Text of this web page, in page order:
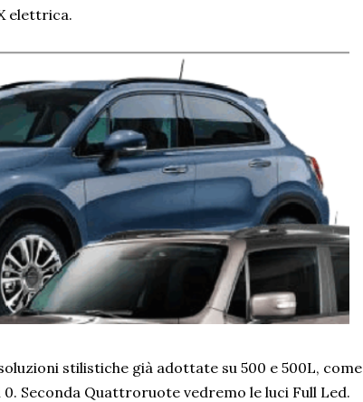
elettrica.
stilistiche già adottate su 500 e 500L, come
Seconda Quattroruote vedremo le luci Full Led.